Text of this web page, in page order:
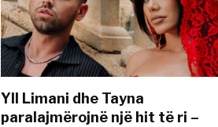
Yll Limani dhe Tayna
paralajmërojnë një hit të ri –